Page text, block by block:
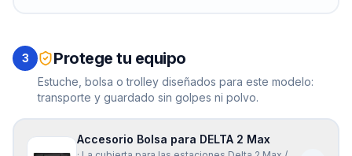
3 Protege tu equipo
Estuche, bolsa o trolley diseñados para este modelo:
transporte y guardado sin golpes ni polvo.
Accesorio Bolsa para DELTA 2 Max